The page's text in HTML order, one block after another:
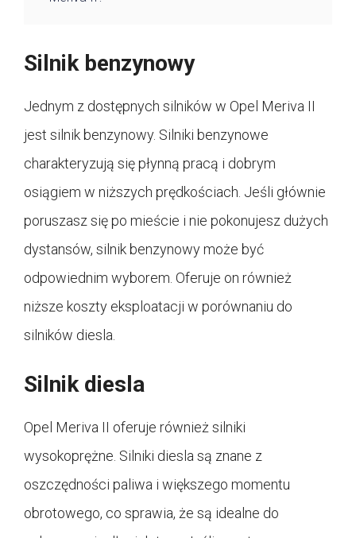
Silnik benzynowy
Jednym z dostępnych silników w Opel Meriva II
jest silnik benzynowy. Silniki benzynowe
charakteryzują się płynną pracą i dobrym
osiągiem w niższych prędkościach. Jeśli głównie
poruszasz się po mieście i nie pokonujesz dużych
dystansów, silnik benzynowy może być
odpowiednim wyborem. Oferuje on również
niższe koszty eksploatacji w porównaniu do
silników diesla.
Silnik diesla
Opel Meriva II oferuje również silniki
wysokoprężne. Silniki diesla są znane z
oszczędności paliwa i większego momentu
obrotowego, co sprawia, że są idealne do